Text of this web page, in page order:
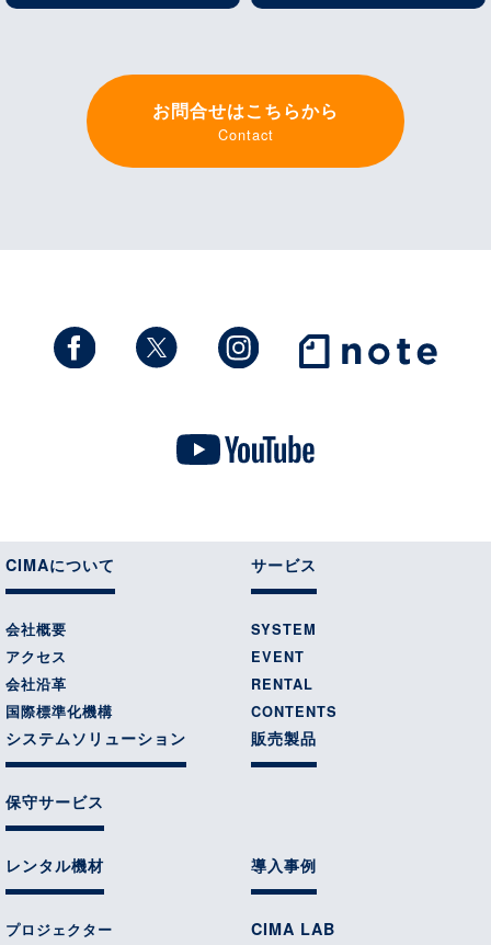
お問合せはこちらから
Contact
CIMAについて
会社概要
アクセス
会社沿革
国際標準化機構
サービス
SYSTEM
EVENT
RENTAL
CONTENTS
システムソリューション
保守サービス
販売製品
レンタル機材
プロジェクター
導入事例
CIMA LAB